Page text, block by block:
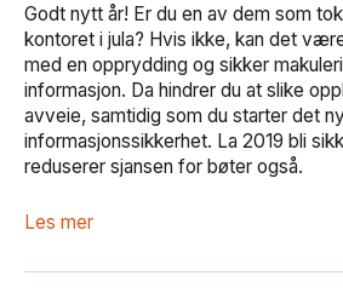
Godt nytt år! Er du en av dem som
kontoret i jula? Hvis ikke, kan det
med en opprydding og sikker
informasjon. Da hindrer du at slike
avveie, samtidig som du starter det
informasjonssikkerhet. La 2019 bli
reduserer sjansen for bøter også.
Les mer